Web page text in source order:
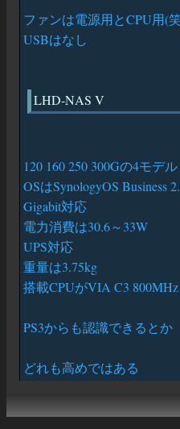
ファンは電源用とCPU用(
USBはなし
LHD-NAS V
120 160 250 300Gの4モデル
OSはSynologyOS Business
Gigabit対応
電力消費は30.6～33W
UPS対応
重量は3.75kg
搭載CPUがVIA C3
PS3からも認識できるとか
どれも高めではある